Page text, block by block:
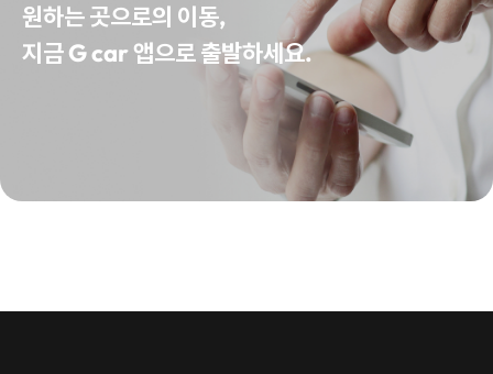
원하는 곳으로의 이동,
지금 G car 앱으로 출발하세요.